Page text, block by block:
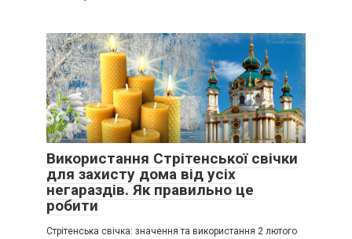
Використання Стрітенської свічки
для захисту дома від усіх
негараздів. Як правильно це
робити
Стрітенська свічка: значення та використання 2 лютого